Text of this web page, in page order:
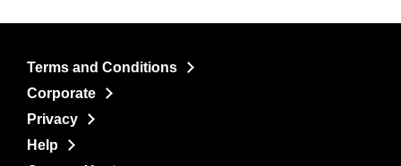
Terms and Conditions
Corporate
Privacy
Help